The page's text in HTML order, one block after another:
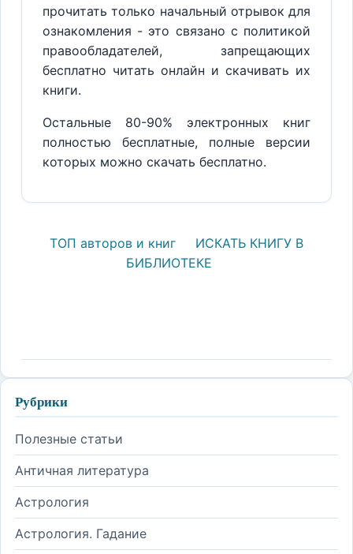
прочитать только начальный отрывок для
ознакомления - это связано с политикой
правообладателей, запрещающих
бесплатно читать онлайн и скачивать их
книги.
Остальные 80-90% электронных книг
полностью бесплатные, полные версии
которых можно скачать бесплатно.
ТОП авторов и книг
ИСКАТЬ КНИГУ В
БИБЛИОТЕКЕ
Рубрики
Полезные статьи
Античная литература
Астрология
Астрология. Гадание